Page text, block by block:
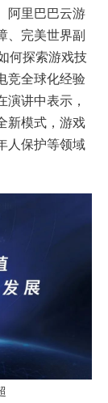
阿里巴巴云游
、完美世界副
何探索游戏技
竞全球化经验
讲中表示，
新模式，游戏
人保护等领域